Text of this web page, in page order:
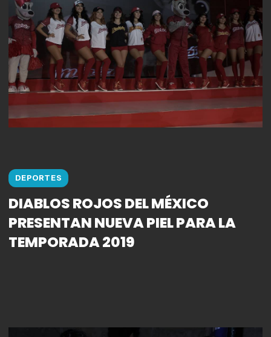
DEPORTES
DIABLOS ROJOS DEL MÉXICO
PRESENTAN NUEVA PIEL PARA LA
TEMPORADA 2019